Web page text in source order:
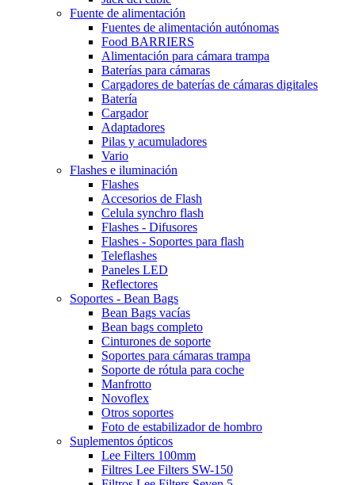
Fuente de alimentación
Fuentes de alimentación autónomas
Food BARRIERS
Alimentación para cámara trampa
Baterías para cámaras
Cargadores de baterías de cámaras digitales
Batería
Cargador
Adaptadores
Pilas y acumuladores
Vario
Flashes e iluminación
Flashes
Accesorios de Flash
Celula synchro flash
Flashes - Difusores
Flashes - Soportes para flash
Teleflashes
Paneles LED
Reflectores
Soportes - Bean Bags
Bean Bags vacías
Bean bags completo
Cinturones de soporte
Soportes para cámaras trampa
Soporte de rótula para coche
Manfrotto
Novoflex
Otros soportes
Foto de estabilizador de hombro
Suplementos ópticos
Lee Filters 100mm
Filtres Lee Filters SW-150